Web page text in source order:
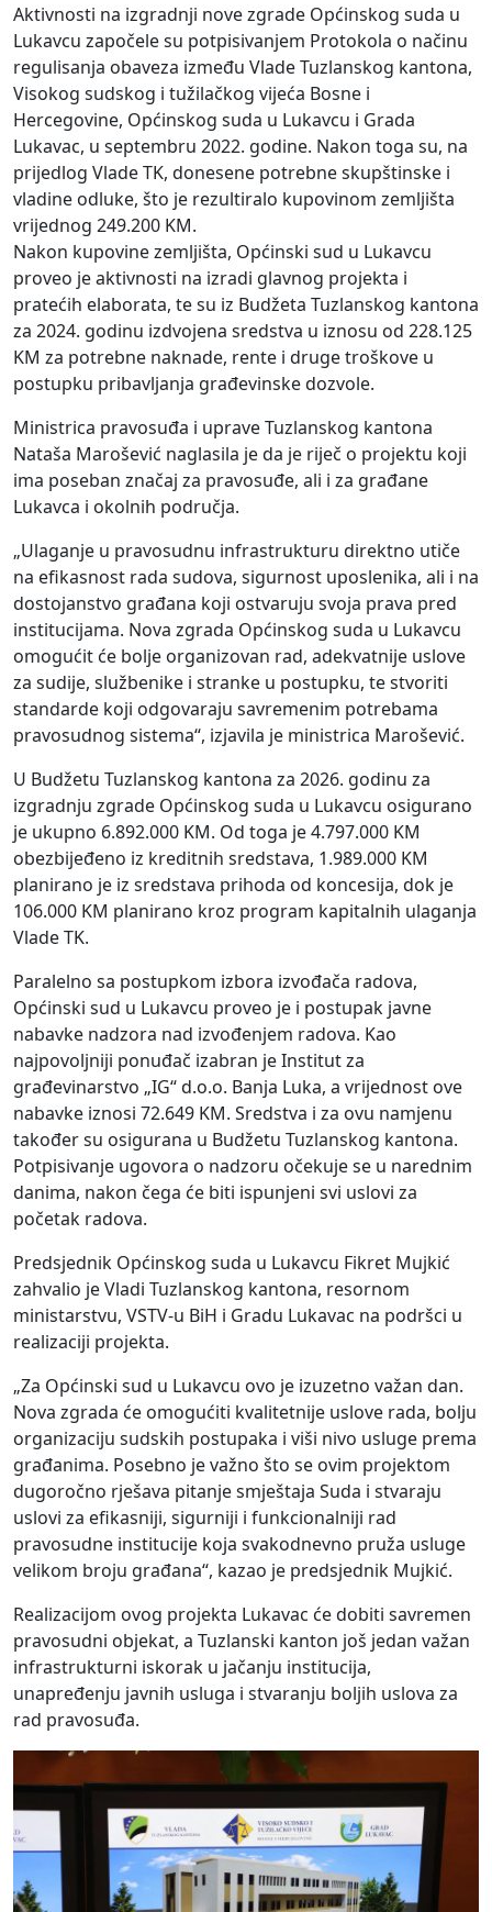
Aktivnosti na izgradnji nove zgrade Općinskog suda u
Lukavcu započele su potpisivanjem Protokola o načinu
regulisanja obaveza između Vlade Tuzlanskog kantona,
Visokog sudskog i tužilačkog vijeća Bosne i
Hercegovine, Općinskog suda u Lukavcu i Grada
Lukavac, u septembru 2022. godine. Nakon toga su, na
prijedlog Vlade TK, donesene potrebne skupštinske i
vladine odluke, što je rezultiralo kupovinom zemljišta
vrijednog 249.200 KM.
Nakon kupovine zemljišta, Općinski sud u Lukavcu
proveo je aktivnosti na izradi glavnog projekta i
pratećih elaborata, te su iz Budžeta Tuzlanskog kantona
za 2024. godinu izdvojena sredstva u iznosu od 228.125
KM za potrebne naknade, rente i druge troškove u
postupku pribavljanja građevinske dozvole.
Ministrica pravosuđa i uprave Tuzlanskog kantona
Nataša Marošević naglasila je da je riječ o projektu koji
ima poseban značaj za pravosuđe, ali i za građane
Lukavca i okolnih područja.
„Ulaganje u pravosudnu infrastrukturu direktno utiče
na efikasnost rada sudova, sigurnost uposlenika, ali i na
dostojanstvo građana koji ostvaruju svoja prava pred
institucijama. Nova zgrada Općinskog suda u Lukavcu
omogućit će bolje organizovan rad, adekvatnije uslove
za sudije, službenike i stranke u postupku, te stvoriti
standarde koji odgovaraju savremenim potrebama
pravosudnog sistema“, izjavila je ministrica Marošević.
U Budžetu Tuzlanskog kantona za 2026. godinu za
izgradnju zgrade Općinskog suda u Lukavcu osigurano
je ukupno 6.892.000 KM. Od toga je 4.797.000 KM
obezbijeđeno iz kreditnih sredstava, 1.989.000 KM
planirano je iz sredstava prihoda od koncesija, dok je
106.000 KM planirano kroz program kapitalnih ulaganja
Vlade TK.
Paralelno sa postupkom izbora izvođača radova,
Općinski sud u Lukavcu proveo je i postupak javne
nabavke nadzora nad izvođenjem radova. Kao
najpovoljniji ponuđač izabran je Institut za
građevinarstvo „IG“ d.o.o. Banja Luka, a vrijednost ove
nabavke iznosi 72.649 KM. Sredstva i za ovu namjenu
također su osigurana u Budžetu Tuzlanskog kantona.
Potpisivanje ugovora o nadzoru očekuje se u narednim
danima, nakon čega će biti ispunjeni svi uslovi za
početak radova.
Predsjednik Općinskog suda u Lukavcu Fikret Mujkić
zahvalio je Vladi Tuzlanskog kantona, resornom
ministarstvu, VSTV-u BiH i Gradu Lukavac na podršci u
realizaciji projekta.
„Za Općinski sud u Lukavcu ovo je izuzetno važan dan.
Nova zgrada će omogućiti kvalitetnije uslove rada, bolju
organizaciju sudskih postupaka i viši nivo usluge prema
građanima. Posebno je važno što se ovim projektom
dugoročno rješava pitanje smještaja Suda i stvaraju
uslovi za efikasniji, sigurniji i funkcionalniji rad
pravosudne institucije koja svakodnevno pruža usluge
velikom broju građana“, kazao je predsjednik Mujkić.
Realizacijom ovog projekta Lukavac će dobiti savremen
pravosudni objekat, a Tuzlanski kanton još jedan važan
infrastrukturni iskorak u jačanju institucija,
unapređenju javnih usluga i stvaranju boljih uslova za
rad pravosuđa.